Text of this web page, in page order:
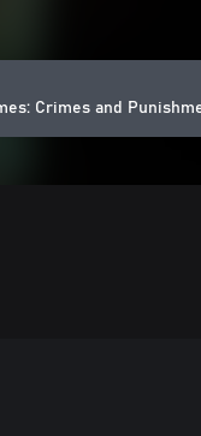
Crimes and